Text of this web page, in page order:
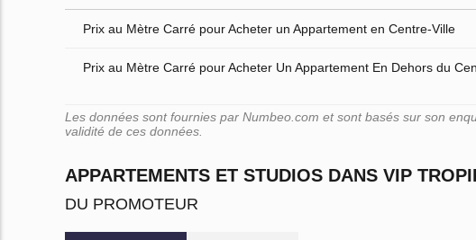
Prix au Mètre Carré pour Acheter un Appartement en Centre-Ville
Prix au Mètre Carré pour Acheter Un Appartement En Dehors du
Les données sont fournies par Numbeo.com et sont basés sur son
validité de ces données.
APPARTEMENTS ET STUDIOS DANS VIP
DU PROMOTEUR